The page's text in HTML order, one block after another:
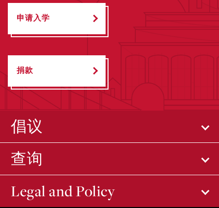
申请入学
捐款
倡议
查询
Legal and Policy